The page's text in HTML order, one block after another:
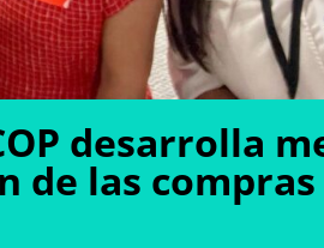
desarrolla
las compras